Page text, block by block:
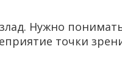
Нужно
точки